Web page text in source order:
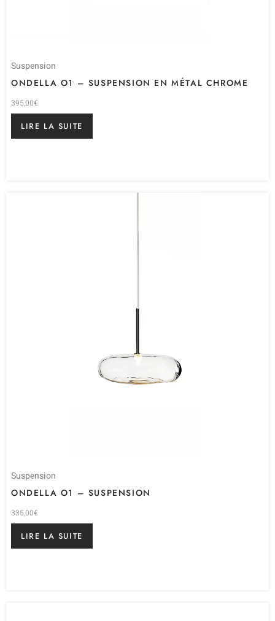
Suspension
ONDELLA O1 – SUSPENSION EN MÉTAL CHROME
395,00€
LIRE LA SUITE
Suspension
ONDELLA O1 – SUSPENSION
335,00€
LIRE LA SUITE